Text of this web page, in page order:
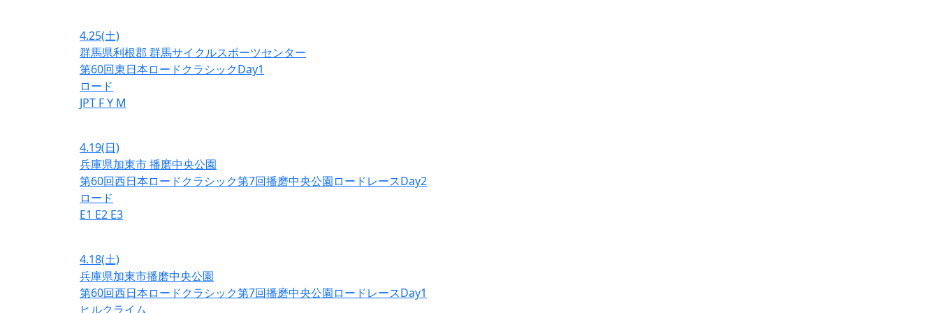
4.25(土)
群馬県利根郡 群馬サイクルスポーツセンター
第60回東日本ロードクラシックDay1
ロード
JPT FY M
4.19(日)
兵庫県加東市 播磨中央公園
第60回西日本ロードクラシック第7回播磨中央公園ロードレースDay2
ロード
E1 E2 E3
4.18(土)
兵庫県加東市播磨中央公園
第60回西日本ロードクラシック第7回播磨中央公園ロードレースDay1
ヒルクライム